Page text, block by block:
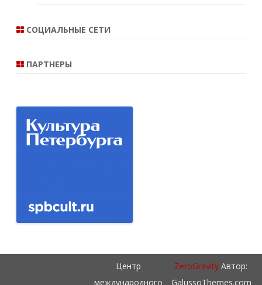
СОЦИАЛЬНЫЕ СЕТИ
ПАРТНЕРЫ
Центр
международного
ZeroGravityАвтор:
GalussoThemes.com